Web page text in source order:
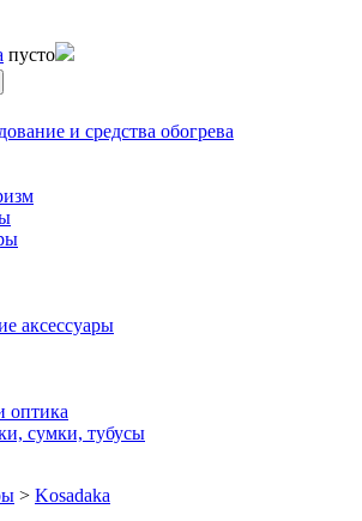
пусто
и средства обогрева
аксессуары
оптика
сумки, тубусы
> Kosadaka